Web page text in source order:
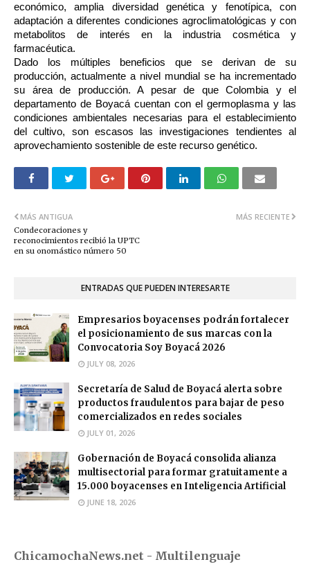
económico, amplia diversidad genética y fenotípica, con
adaptación a diferentes condiciones agroclimatológicas y con
metabolitos de interés en la industria cosmética y
farmacéutica.
Dado los múltiples beneficios que se derivan de su
producción, actualmente a nivel mundial se ha incrementado
su área de producción. A pesar de que Colombia y el
departamento de Boyacá cuentan con el germoplasma y las
condiciones ambientales necesarias para el establecimiento
del cultivo, son escasos las investigaciones tendientes al
aprovechamiento sostenible de este recurso genético.
MÁS RECIENTE
MÁS ANTIGUA
Condecoraciones y
reconocimientos recibió la UPTC
en su onomástico número 50
ENTRADAS QUE PUEDEN INTERESARTE
Empresarios boyacenses podrán fortalecer
el posicionamiento de sus marcas con la
Convocatoria Soy Boyacá 2026
JULY 08, 2026
Secretaría de Salud de Boyacá alerta sobre
productos fraudulentos para bajar de peso
comercializados en redes sociales
JULY 01, 2026
Gobernación de Boyacá consolida alianza
multisectorial para formar gratuitamente a
15.000 boyacenses en Inteligencia Artificial
JUNE 18, 2026
ChicamochaNews.net - Multilenguaje